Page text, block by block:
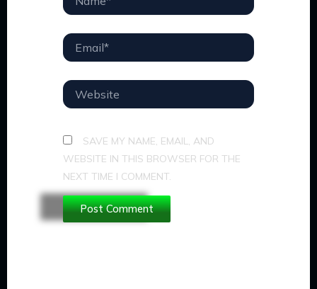
EMAIL*
WEBSITE
SAVE MY NAME, EMAIL, AND
WEBSITE IN THIS BROWSER FOR THE
NEXT TIME I COMMENT.